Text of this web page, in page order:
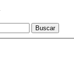
Buscar